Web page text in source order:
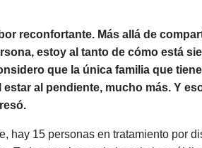
reconfortante. Más allá de
estoy al tanto de cómo está
que la única familia que
estar al pendiente, mucho más. Y
hay 15 personas en tratamiento por